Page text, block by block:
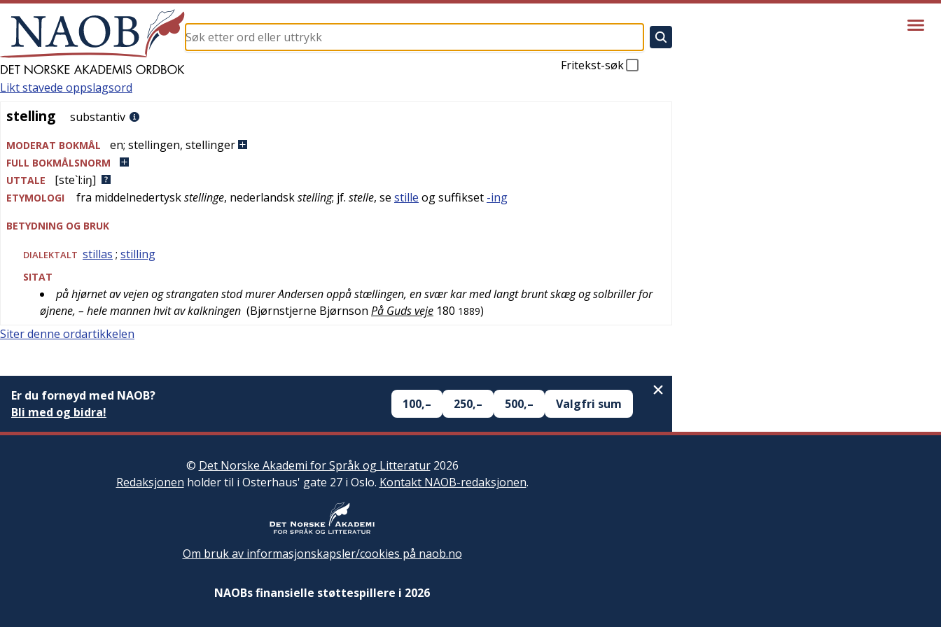
Fritekst-søk
stelling
Likt stavede oppslagsord
stelling substantiv
MODERAT BOKMÅL en; stellingen, stellinger
FULL BOKMÅLSNORM
UTTALE
[ste`l:iŋ]
ETYMOLOGI fra middelnedertyskstellinge, nederlandskstelling; jf. stelle, se stille og suffikset -ing
BETYDNING OG BRUK
DIALEKTALT stillas ; stilling
SITAT
på hjørnet av vejen og strangaten stod murer Andersen oppå stællingen, en svær kar med langt brunt skæg og solbriller for
øjnene, – hele mannen hvit av kalkningen (Bjørnstjerne Bjørnson På Guds veje 180 1889)
Siter denne ordartikkelen
Er du fornøyd med NAOB?
Bli med og bidra!
100,– 250,– 500,– Valgfri sum
© Det Norske Akademi for Språk og Litteratur2026
Redaksjonen holder til i Osterhaus' gate 27 i Oslo. Kontakt NAOB-redaksjonen.
Om bruk av informasjonskapsler/cookies på naob.no
NAOBs finansielle støttespillere i 2026